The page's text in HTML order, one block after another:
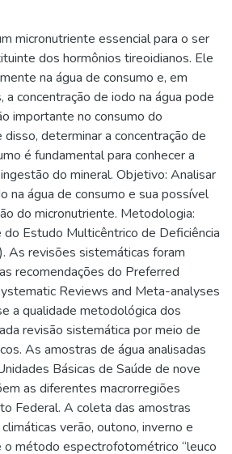
micronutriente essencial para o ser
dos hormônios tireoidianos. Ele
na água de consumo e, em
concentração de iodo na água pode
importante no consumo do
determinar a concentração de
é fundamental para conhecer a
do mineral. Objetivo: Analisar
na água de consumo e sua possível
do micronutriente. Metodologia:
Estudo Multicêntrico de Deficiência
As revisões sistemáticas foram
recomendações do Preferred
Reviews and Meta-analyses
a qualidade metodológica dos
revisão sistemática por meio de
As amostras de água analisadas
Básicas de Saúde de nove
as diferentes macrorregiões
Federal. A coleta das amostras
verão, outono, inverno e
o método espectrofotométrico “leuco